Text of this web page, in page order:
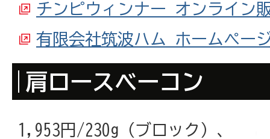
チンピウィンナー オンライン
有限会社筑波ハム ホームペー
肩ロースベーコン
1,953円/230g（ブロック）、